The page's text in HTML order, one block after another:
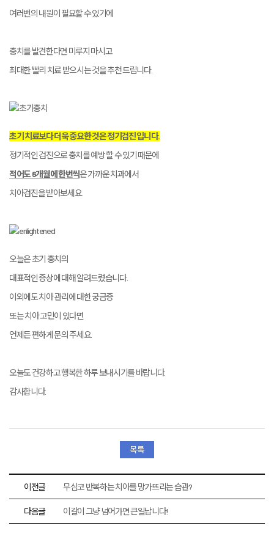
여러번의 내원이 필요할 수 있기에
충치를 발견한다면 미루지 마시고
최대한 빨리 치료 받으시는 것을 추천 드립니다.
초기 치료보다 더욱 중요한 것은 정기검진 입니다.
정기적인 검진으로 충치를 예방 할 수 있기 때문에
적어도 6개월에 한번씩은 가까운 치과에서
치아검진을 받아보세요.
오늘은 초기 충치의
대표적인 증상에 대해 알려드렸습니다.
이외에도 치아 관리에 대한 궁금증
또는 치아 고민이 있다면
언제든 편하게 문의 주세요.
오늘도 건강하고 행복한 하루 보내시기를 바랍니다.
감사합니다.
목록
이전글 무심코 반복하는 치아를 망가뜨리는 습관?
다음글 이갈이 그냥 넘어가면 큰일납니다!